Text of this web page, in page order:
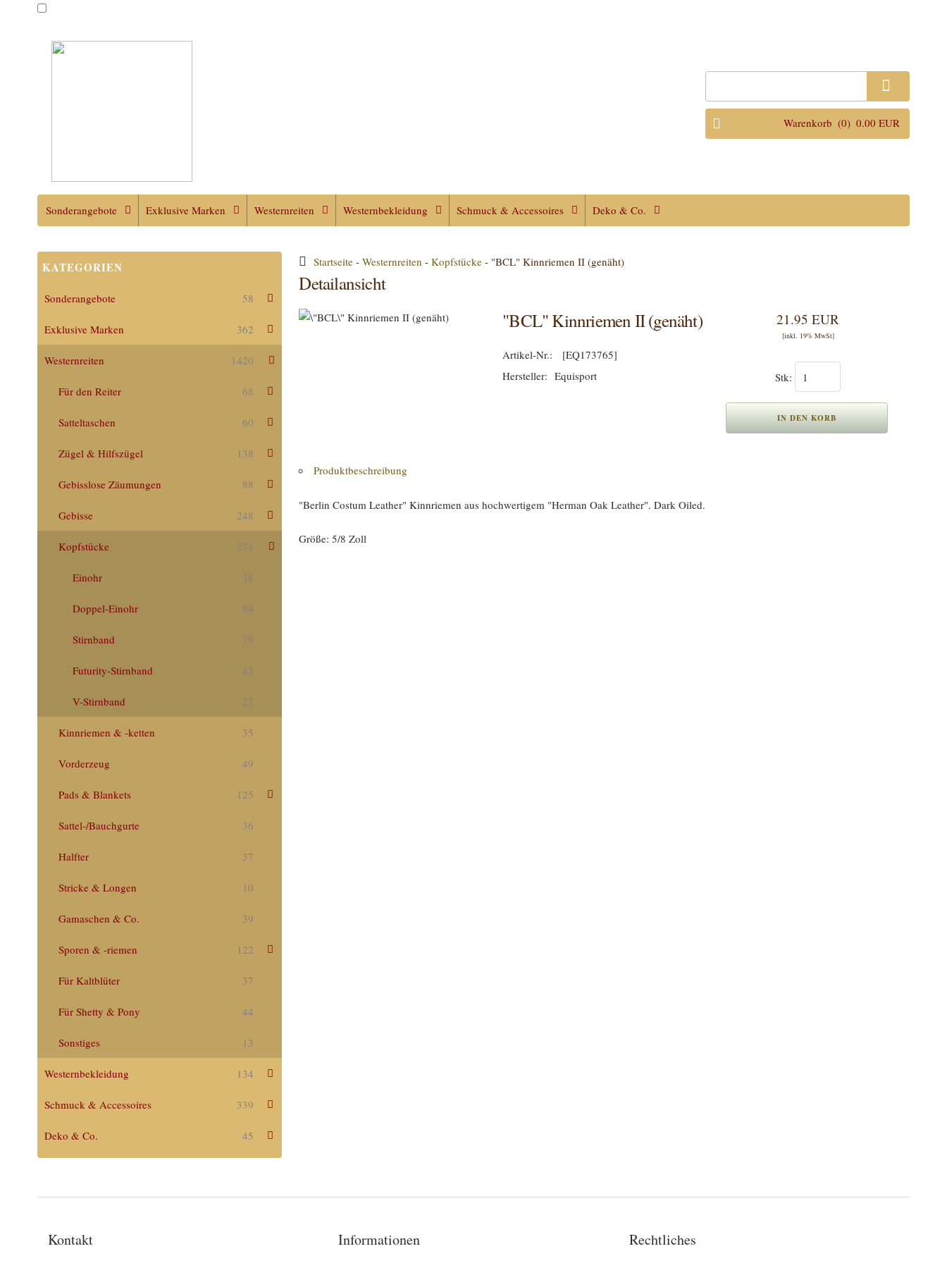
Warenkorb (0) 0.00 EUR
Sonderangebote Exklusive Marken Westernreiten Westernbekleidung Schmuck & Accessoires Deko & Co.
Startseite -Westernreiten -Kopfstücke - "BCL" Kinnriemen II (genäht)
Detailansicht
"BCL" Kinnriemen II (genäht)
[EQ173765]
Equisport
21.95 EUR
[inkl. 19% MwSt]
Stk:
Produktbeschreibung
"Berlin Costum Leather" Kinnriemen aus hochwertigem "Herman Oak Leather". Dark Oiled.
Größe: 5/8 Zoll
KATEGORIEN
Sonderangebote 58
Exklusive Marken 362
Westernreiten 1420
Für den Reiter 68
Satteltaschen 60
Zügel & Hilfszügel 138
Gebisslose Zäumungen 88
Gebisse 248
Kopfstücke 271
Einohr 38
Doppel-Einohr 84
Stirnband 79
Futurity-Stirnband 43
V-Stirnband 27
Kinnriemen & -ketten 35
Vorderzeug 49
Pads & Blankets 125
Sattel-/Bauchgurte 36
Halfter 37
Stricke & Longen 10
Gamaschen & Co. 39
Sporen & -riemen 122
Für Kaltblüter 37
Für Shetty & Pony 44
Sonstiges 13
Westernbekleidung 134
Schmuck & Accessoires 339
Deko & Co. 45
Kontakt Informationen Rechtliches